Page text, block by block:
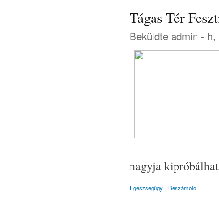
Tágas Tér
Beküldte admin - h,
nagyja
Egészségügy Beszámoló